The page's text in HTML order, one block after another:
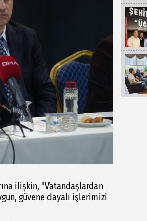
ilişkin, "Vatandaşlardan
güvene dayalı işlerimizi